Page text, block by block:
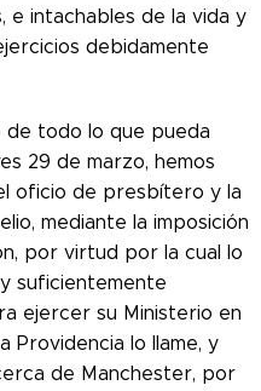
e intachables de la vida y
debidamente
de todo lo que pueda
29 de marzo, hemos
oficio de presbítero y la
mediante la imposición
por virtud por la cual lo
suficientemente
ejercer su Ministerio en
Providencia lo llame, y
de Manchester, por